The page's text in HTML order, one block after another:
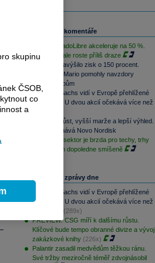
Související komentáře
Růst MercadoLibre akceleruje na 50 %.
Podle trhu ale roste příliš draze
Nintendo navýšilo zisk o 150 procent.
Switch 2 a Mario pomohly navzdory
dražším čipům
Goldman Sachs vidí v Evropě přehlížené
příležitosti. U dvou akcií očekává více než
Rychlejší růst, vyšší marže a lepší výhled.
Lilly překonává Novo Nordisk
Paměťový sektor je brzda pro techy, trhy
jsou na tom dopoledne smíšeně
Nejčtenější zprávy dne
Goldman Sachs vidí v Evropě přehlížené
příležitosti. U dvou akcií očekává více než
(289x)
PREVIEW: CSG míří k dalšímu růstu.
Klíčové bude tempo obranné divize a vývoj
zakázkové knihy (226x)
Palantir zasadil medvědům těžkou ránu.
Své tržby meziročně téměř zdvojnásobil
skupinu
ČSOB,
co
a